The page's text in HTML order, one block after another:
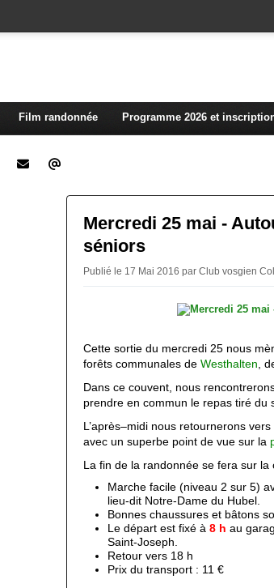
Film randonnée Programme 2026 et
Mercredi 25 mai -
séniors
Publié le 17 Mai 2016 par Club vosgien
Cette sortie du mercredi 25 nous
forêts communales de Westhalten ,
Dans ce couvent, nous
prendre en commun le repas tiré du
L’après–midi nous retournerons vers
avec un superbe point de vue sur la
La fin de la randonnée se fera sur la
Marche facile (niveau 2 sur 5)
lieu-dit Notre-Dame du Hubel.
Bonnes chaussures et bâtons
Le départ est fixé à 8 h au
Saint-Joseph.
Retour vers 18 h
Prix du transport : 11 €